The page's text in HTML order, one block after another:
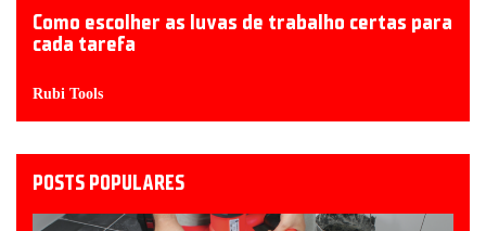
Como escolher as luvas de trabalho certas para
cada tarefa
Rubi Tools
POSTS POPULARES